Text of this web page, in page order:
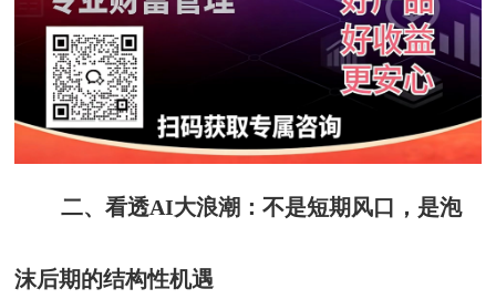
二、看透AI大浪潮：不是短期风口，是泡
沫后期的结构性机遇